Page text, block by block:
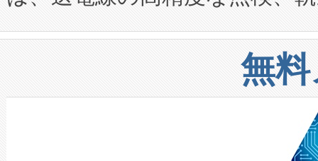
構造化トレーニングカリキュ
上げおよび商用化段階におけ
設備整備および立ち上げ調整
加組織は、Enzeneのバイオ
選定された製品について、自
安全性を追跡し、確保する事
増加しているデータセンター
る電力網に大きな負担をかけ
事業者の負担軽減という課題
系統連系を迅速にし、ピーク
や穀物倉庫におけるバルク材
リューション「Avia 2」を発
したAvia 2は、1,000メート
狭視野のFOVを切り替えるこ
ケーブル、枝などの細かな対
無